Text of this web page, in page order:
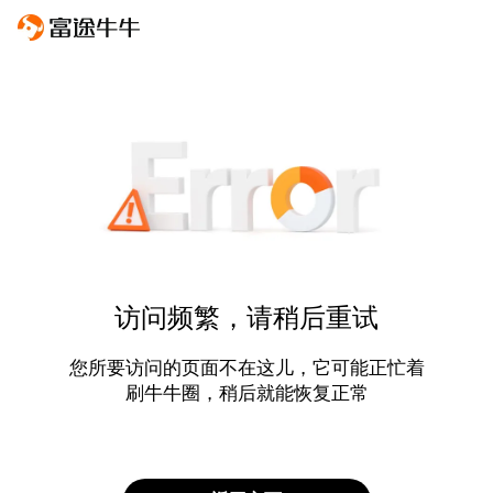
访问频繁，请稍后重试
您所要访问的页面不在这儿，它可能正忙着
刷牛牛圈，稍后就能恢复正常